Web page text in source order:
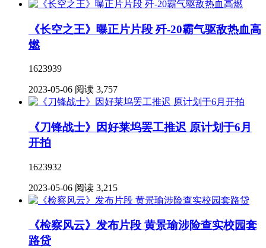
《长空之王》曝正片片段 歼-20霸气驱敌热血高
燃
1623939
2023-05-06 阅读 3,757
《刀锋战士》因好莱坞罢工推迟 原计划于6月
开拍
1623932
2023-05-06 阅读 3,215
《检察风云》发布片段 黄景瑜涉险查实校园套
路贷